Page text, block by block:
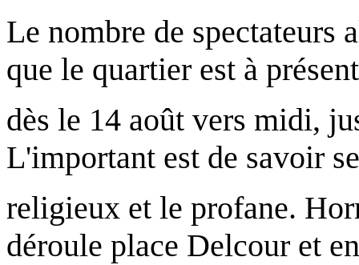
Le nombre de spectateurs
que le quartier est à
dès le 14 août vers midi,
L'important est de savoir
religieux et le profane.
déroule place Delcour et